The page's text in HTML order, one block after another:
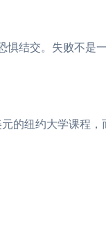
惧结交。失败不是
的纽约大学课程，